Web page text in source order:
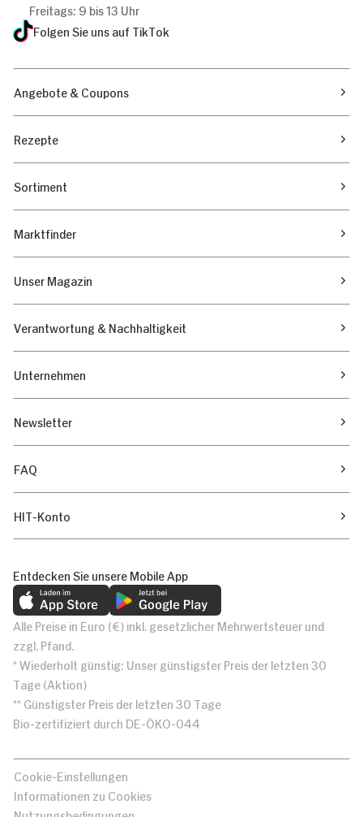
Freitags: 9 bis 13 Uhr
Folgen Sie uns auf TikTok
Angebote & Coupons
Rezepte
Sortiment
Marktfinder
Unser Magazin
Verantwortung & Nachhaltigkeit
Unternehmen
Newsletter
FAQ
HIT-Konto
Entdecken Sie unsere Mobile App
Alle Preise in Euro (€) inkl. gesetzlicher Mehrwertsteuer und
zzgl. Pfand.
* Wiederholt günstig: Unser günstigster Preis der letzten 30
Tage (Aktion)
** Günstigster Preis der letzten 30 Tage
Bio-zertifiziert durch DE-ÖKO-044
Cookie-Einstellungen
Informationen zu Cookies